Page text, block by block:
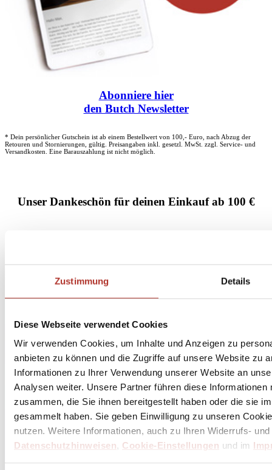
Zustimmung Details
Diese Webseite verwendet Cookies
Wir verwenden Cookies, um Inhalte und Anzeigen zu
anbieten zu können und die Zugriffe auf unsere Website zu
Informationen zu Ihrer Verwendung unserer Website an
Analysen weiter. Unsere Partner führen diese
zusammen, die Sie ihnen bereitgestellt haben oder die sie
gesammelt haben. Sie geben Einwilligung zu unseren
nutzen. Weitere Informationen, auch zu Ihren Widerrufs-
Datenschutzhinweisen, Cookie-Einstellungen und im
Abonniere hier
den Butch Newsletter
* Dein persönlicher Gutschein ist ab einem Bestellwert von 100,- Euro, nach Abzug der
Retouren und Stornierungen, gültig. Preisangaben inkl. gesetzl. MwSt. zzgl. Service- und
Versandkosten. Eine Barauszahlung ist nicht möglich.
Unser Dankeschön für deinen Einkauf ab 100 €